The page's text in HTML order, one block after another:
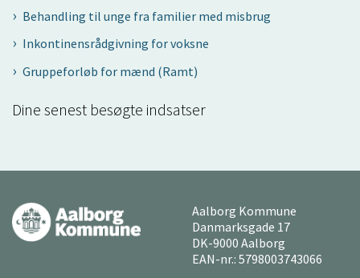
Behandling til unge fra familier med misbrug
Inkontinensrådgivning for voksne
Gruppeforløb for mænd (Ramt)
Dine senest besøgte indsatser
Aalborg Kommune
Danmarksgade 17
DK-9000 Aalborg
EAN-nr.: 5798003743066